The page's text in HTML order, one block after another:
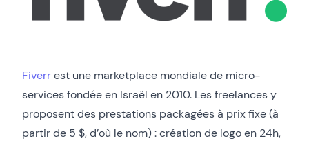
Fiverrest une marketplace mondiale de micro-
services fondée en Israël en 2010. Les freelances y
proposent des prestations packagées à prix fixe (à
partir de 5 $, d’où le nom) : création de logo en 24h,